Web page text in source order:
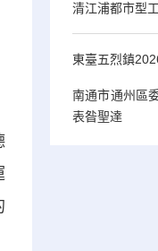
清江浦都市型
東臺五烈鎮
南通市通州區
表昝聖達